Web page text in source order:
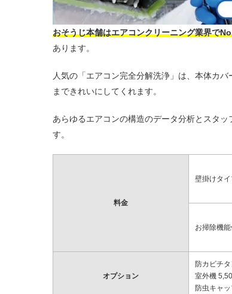
おそうじ本舗はエアコンクリーニング業界で
あります。
人気の「エアコン完全分解洗浄」は、本体カ
まできれいにしてくれます。
あらゆるエアコンの構造のデータ分析とスタ
す。
料金
壁掛けタ
お掃除機
オプション
防カビチタ
室外機
防虫キャッ